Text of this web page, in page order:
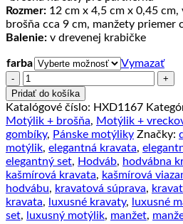
Rozmer: 12 cm x 4,5 cm x 0,45
brošňa cca 9 cm, manžety priemer
Balenie: v drevenej krabičke
farba
Vymazať
množstvo
Motýlik
z
dreva
s
pásikmi
+
vreckovka
+
manžety
+
Pridať do košíka
Katalógové číslo: HXD1167
Motýlik + brošňa, Motýlik +
gombíky, Pánske motýliky Značky:
motýlik, elegantná kravata,
elegantný set, Hodváb, hodvábna
kašmírová kravata, kašmírová
hodvábu, kravatová súprava,
kravata, luxusné kravaty, luxusné
set, luxusný motýlik, manžet,